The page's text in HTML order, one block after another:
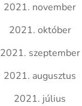
2021. november
2021. október
2021. szeptember
2021. augusztus
2021. július